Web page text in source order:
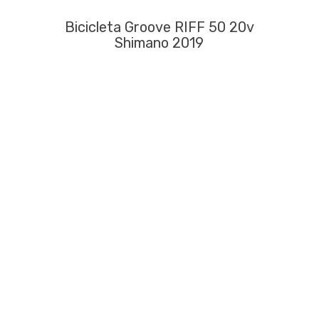
Bicicleta Groove RIFF 50 20v
Shimano 2019